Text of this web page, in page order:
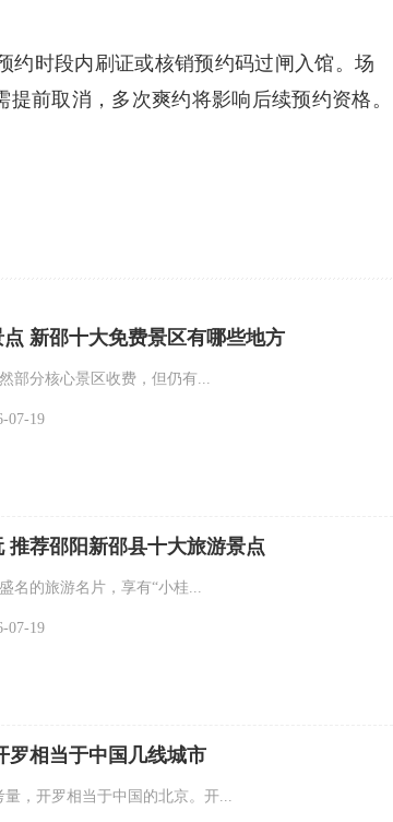
约时段内刷证或核销预约码过闸入馆。场
前取消，多次爽约将影响后续预约资格。
新邵十大免费景区有哪些地方
部分核心景区收费，但仍有...
07-19
推荐邵阳新邵县十大旅游景点
名的旅游名片，享有“小桂...
07-19
罗相当于中国几线城市
，开罗相当于中国的北京。开...